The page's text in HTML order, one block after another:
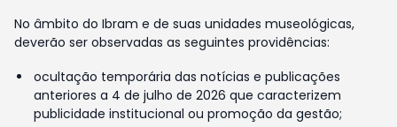
No âmbito do Ibram e de suas unidades museológicas,
deverão ser observadas as seguintes providências:
ocultação temporária das notícias e publicações
anteriores a 4 de julho de 2026 que caracterizem
publicidade institucional ou promoção da gestão;